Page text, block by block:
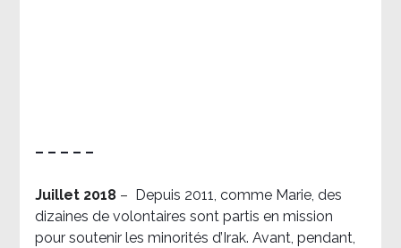
– – – – –
Juillet 2018 –
Depuis 2011, comme Marie, des
dizaines de volontaires sont partis en mission
pour soutenir les minorités d’Irak. Avant, pendant,